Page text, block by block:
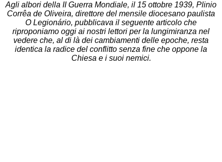
Agli albori della II Guerra Mondiale, il 15 ottobre 1939, Plinio
Corrêa de Oliveira, direttore del mensile diocesano paulista
O Legionário, pubblicava il seguente articolo che
riproponiamo oggi ai nostri lettori per la lungimiranza nel
vedere che, al di là dei cambiamenti delle epoche, resta
identica la radice del conflitto senza fine che oppone la
Chiesa e i suoi nemici.